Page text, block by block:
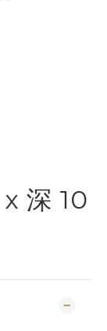
深 10